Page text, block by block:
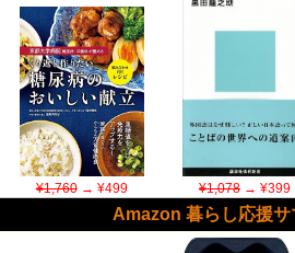
¥1,760→ ¥499 ¥1,078→ ¥399
Amazon 暮らし応援サ